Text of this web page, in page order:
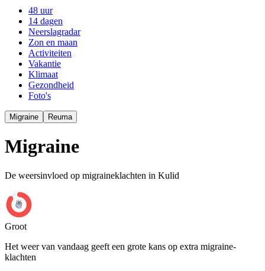
48 uur
14 dagen
Neerslagradar
Zon en maan
Activiteiten
Vakantie
Klimaat
Gezondheid
Foto's
Migraine Reuma
Migraine
De weersinvloed op migraineklachten in Kulid
Groot
Het weer van vandaag geeft een grote kans op extra migraine-
klachten